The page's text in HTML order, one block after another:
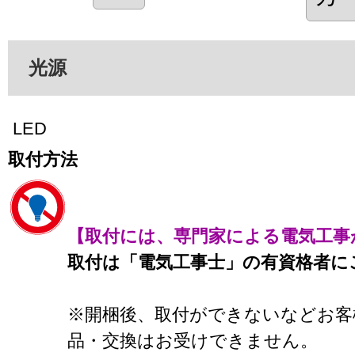
光源
LED
取付方法
【取付には、専門家による電気工
取付は「電気工事士」の有資格者
※開梱後、取付ができないなどお
品・交換はお受けできません。